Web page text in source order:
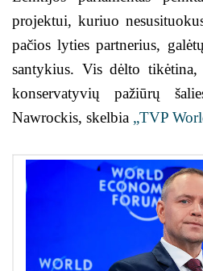
projektui, kuriuo
pačios lyties partnerius,
santykius. Vis dėlto tikėtina,
konservatyvių pažiūrų
Nawrockis, skelbia „TVP